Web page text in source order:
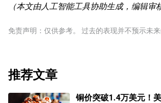
（本文由人工智能工具协助生成，编辑审
免责声明：仅供参考。 过去的表现并不预示未来
推荐文章
铜价突破1.4万美元！